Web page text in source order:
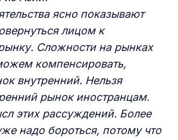
ясно показывают
лицом к
Сложности на рынках
компенсировать,
внутренний. Нельзя
рынок иностранцам.
этих рассуждений. Более
надо бороться, потому что